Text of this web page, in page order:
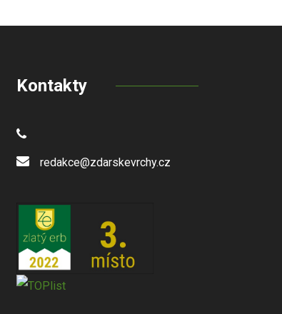
Kontakty
redakce@zdarskevrchy.cz